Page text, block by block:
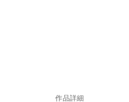
作品詳細